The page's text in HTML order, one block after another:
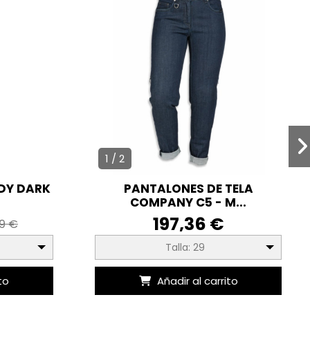
DARK
€
1 / 2
PANTALONES DE TELA
COMPANY C5 - M...
197,36 €
Talla: 29
Añadir al carrito